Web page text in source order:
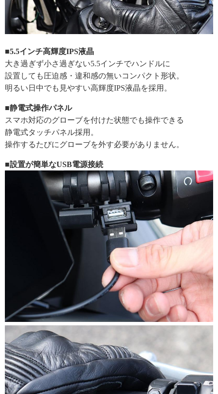
■5.5インチ高輝度IPS液晶
大き過ぎず小さ過ぎない5.5インチでハンドルに
設置しても圧迫感・違和感の無いコンパクト形状。
明るい日中でも見やすい高輝度IPS液晶を採用。
■静電式操作パネル
スマホ対応のグローブを付けた状態でも操作できる
静電式タッチパネル採用。
操作するたびにグローブを外す必要がありません。
■設置が簡単なUSB電源接続